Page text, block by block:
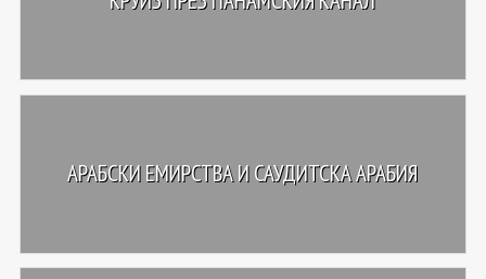
АРАБСКИ ЕМИРСТВА И САУДИТСКА АРАБИЯ